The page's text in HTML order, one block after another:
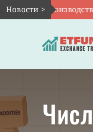
Skip
to
Новости >
промпроизводства
ЧТО ТАКОЕ ETF